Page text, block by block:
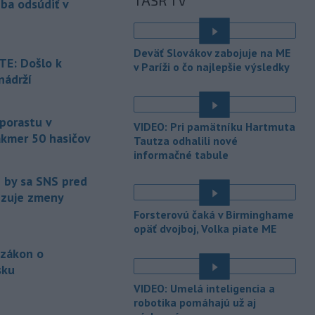
odsúdiť v
Došlo k
v
50 hasičov
sa SNS pred
zmeny
o
15:21 - Piatkový požiar v
bratislavskej rafinérii Slovnaft je
pod kontrolou.Príčina jeho vzniku
TASR to potvrdil hovorca rafinérie
Anton Molnár.
15:17 - Ministerstvo kultúry (MK) SR
upraví verziu opatrenia o
pôsobnosti rezortu.
14:17 -
V bratislavskej rafinérii
Slovnaft horí uskladnený ropný
produkt.
TASR o tom informovala
rafinéria s tým, že obyvateľom nehrozí
13:50 - Jedným zo zdravotných rizík
na festivale môže byť vyššia
Deväť Slovákov zabojuje na ME
v Paríži o čo najlepšie výsledky
VIDEO: Pri pamätníku Hartmuta
Tautza odhalili nové
informačné tabule
Forsterovú čaká v Birminghame
opäť dvojboj, Volka piate ME
VIDEO: Umelá inteligencia a
robotika pomáhajú už aj